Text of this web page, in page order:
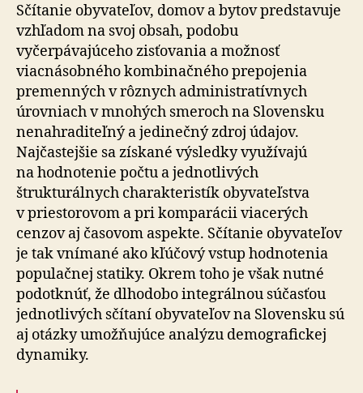
Sčítanie obyvateľov, domov a bytov predstavuje
vzhľadom na svoj obsah, podobu
vyčerpávajúceho zisťovania a možnosť
viacnásobného kombinačného prepojenia
premenných v rôznych administratívnych
úrovniach v mnohých smeroch na Slovensku
nenahraditeľný a jedinečný zdroj údajov.
Najčastejšie sa získané výsledky využívajú
na hodnotenie počtu a jednotlivých
štrukturálnych charakteristík obyvateľstva
v priestorovom a pri komparácii viacerých
cenzov aj časovom aspekte. Sčítanie obyvateľov
je tak vnímané ako kľúčový vstup hodnotenia
populačnej statiky. Okrem toho je však nutné
podotknúť, že dlhodobo integrálnou súčasťou
jednotlivých sčítaní obyvateľov na Slovensku sú
aj otázky umožňujúce analýzu demografickej
dynamiky.